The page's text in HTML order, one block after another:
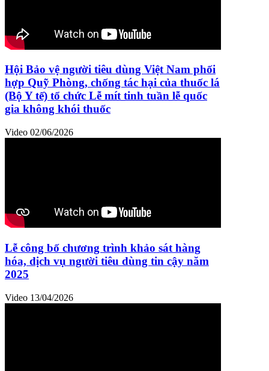
Hội Bảo vệ người tiêu dùng Việt Nam phối
hợp Quỹ Phòng, chống tác hại của thuốc lá
(Bộ Y tế) tổ chức Lễ mít tinh tuần lễ quốc
gia không khói thuốc
Video 02/06/2026
Lễ công bố chương trình khảo sát hàng
hóa, dịch vụ người tiêu dùng tin cậy năm
2025
Video 13/04/2026